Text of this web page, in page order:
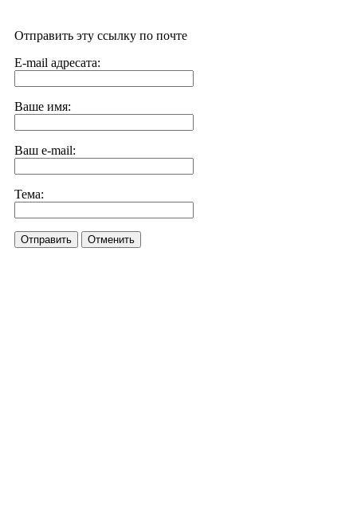
Отправить эту ссылку по почте
E-mail адресата:
Ваше имя:
Ваш e-mail:
Тема:
Отправить Отменить